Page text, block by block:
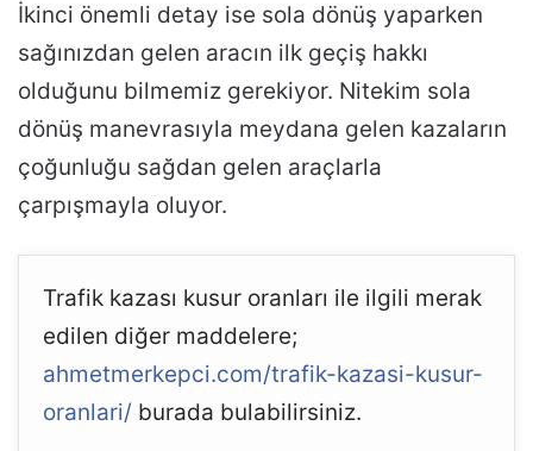
İkinci önemli detay ise sola dönüş yaparken
sağınızdan gelen aracın ilk geçiş hakkı
olduğunu bilmemiz gerekiyor. Nitekim sola
dönüş manevrasıyla meydana gelen kazaların
çoğunluğu sağdan gelen araçlarla
çarpışmayla oluyor.
Trafik kazası kusur oranları ile ilgili merak
edilen diğer maddelere;
ahmetmerkepci.com/trafik-kazasi-kusur-
oranlari/ burada bulabilirsiniz.